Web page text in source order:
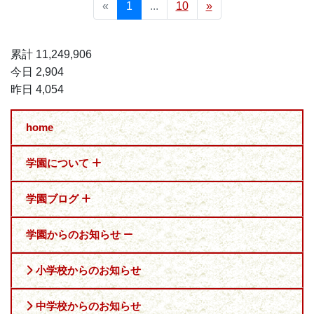
累計 11,249,906
今日 2,904
昨日 4,054
home
学園について
学園ブログ
学園からのお知らせ
小学校からのお知らせ
中学校からのお知らせ
« 1 ... 10 »